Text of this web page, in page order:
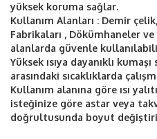
yüksek koruma sağlar.
Kullanım Alanları : Demir
Fabrikaları , Dökümhaneler ve
alanlarda güvenle
Yüksek ısıya dayanıklı
arasındaki sıcaklıklarda
Kullanım alanına göre ısı
isteğinize göre astar veya
doğrultusunda boyut